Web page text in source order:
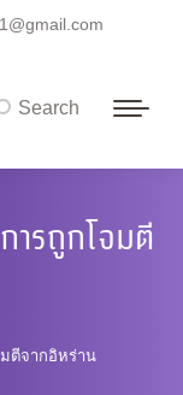
Search
ารถูกโจมตี
ตีจากอิหร่าน